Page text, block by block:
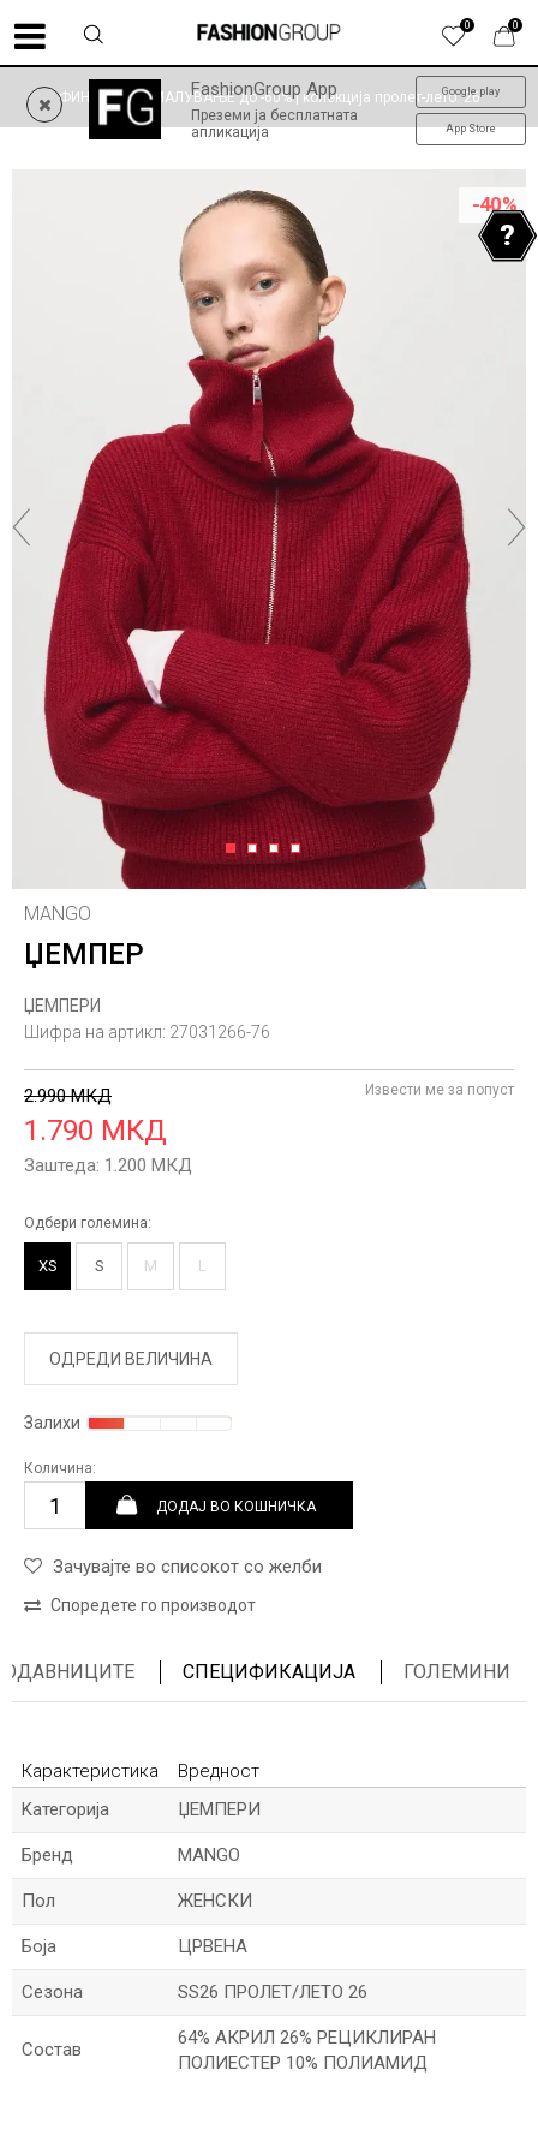
0
0
FashionGroup App
Преземи ја бесплатната
апликација
Google play
App Store
ФИНАЛНО НАМАЛУВАЊЕ до -60% | колекција пролет-лето '26
1 2 3 4
-40%
MANGO
ЏЕМПЕР
ЏЕМПЕРИ
Шифра на артикл: 27031266-76
2.990 МКД
1.790 МКД
Заштеда: 1.200 МКД
Извести ме за попуст
Одбери големина:
XS S M L
ОДРЕДИ ВЕЛИЧИНА
Залихи
Количина:
ДОДАЈ ВО КОШНИЧКА
Зачувајте во списокот со желби
Споредете го производот
СПЕЦИФИКАЦИЈА ГОЛЕМИНИ
Карактеристика
Вредност
Kатегорија
ЏЕМПЕРИ
Бренд MANGO
Пол ЖЕНСКИ
Боја ЦРВЕНА
Сезона SS26 ПРОЛЕТ/ЛЕТО 26
Состав
64% АКРИЛ 26% РЕЦИКЛИРАН
ПОЛИЕСТЕР 10% ПОЛИАМИД